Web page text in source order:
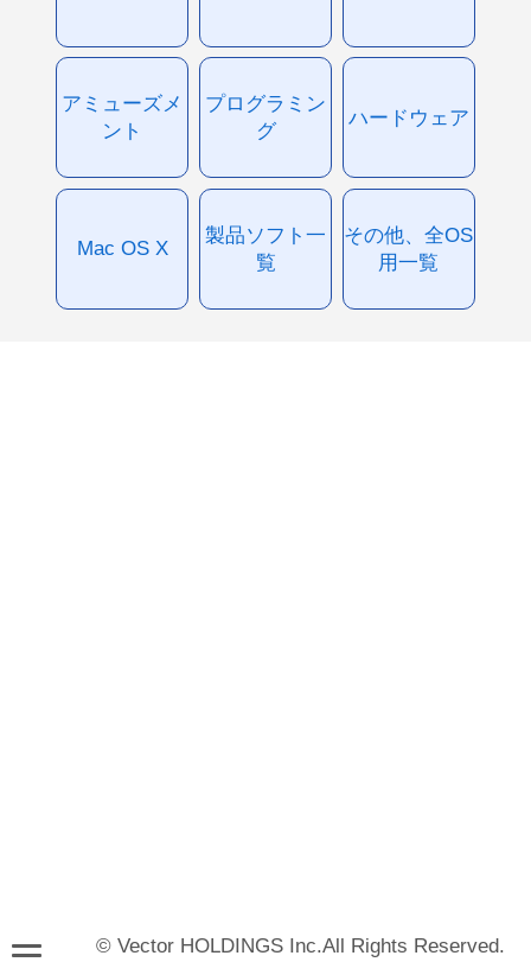
アミューズメ
ント
プログラミン
グ
ハードウェア
Mac OS X
製品ソフト一
覧
その他、全OS
用一覧
© Vector HOLDINGS Inc.All Rights Reserved.